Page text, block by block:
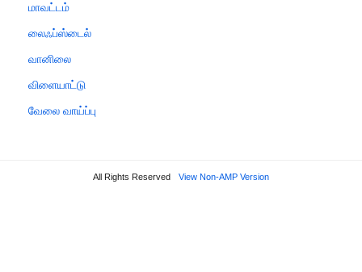
மாவட்டம்
லைஃப்ஸ்டைல்
வானிலை
விளையாட்டு
வேலை வாய்ப்பு
All Rights Reserved View Non-AMP Version